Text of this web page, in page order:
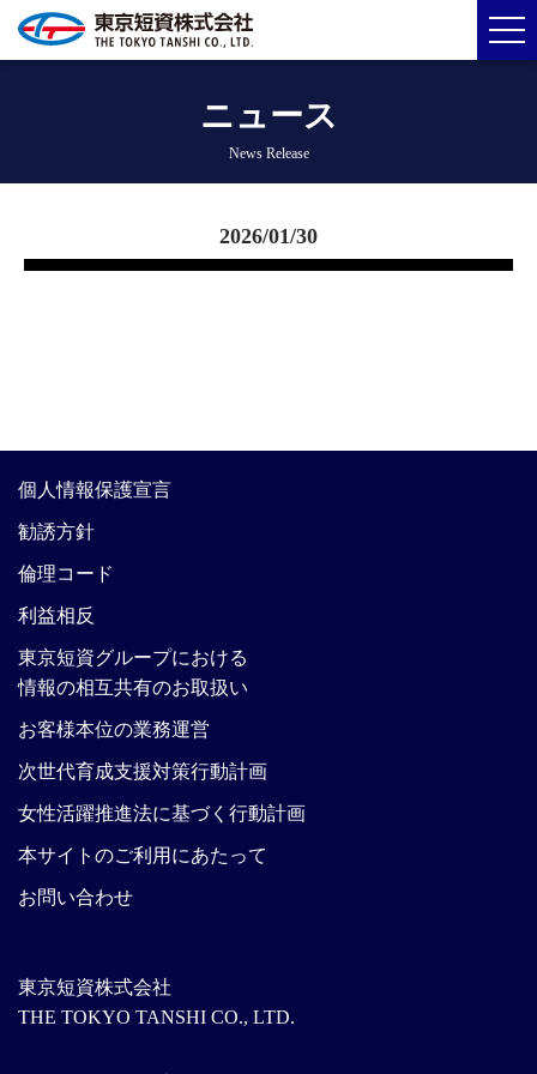
ニュース
News Release
2026/01/30
東京短資株式会社
THE TOKYO TANSHI CO., LTD.
個人情報保護宣言
勧誘方針
倫理コード
利益相反
東京短資グループにおける
情報の相互共有のお取扱い
お客様本位の業務運営
次世代育成支援対策行動計画
女性活躍推進法に基づく行動計画
本サイトのご利用にあたって
お問い合わせ